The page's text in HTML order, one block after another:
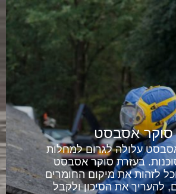
סוקר אסבסט
עלולה לגרום למחלות
בעזרת סוקר אסבסט
לזהות את מיקום החומרים
להעריך את הסיכון ולקבל